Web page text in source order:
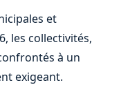
et
les collectivités,
à un
exigeant.